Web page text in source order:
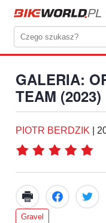
GALERIA:
TEAM (2023)
PIOTR BERDZIK |
Gravel